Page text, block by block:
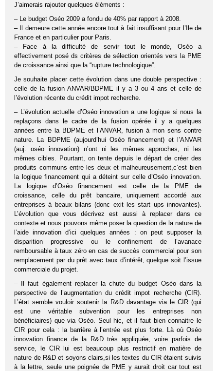
J’aimerais rajouter quelques élèments :
– Le budget Oséo 2009 a fondu de 40% par rapport à 2008.
– Il demeure cette année encore tout à fait insuffisant pour l’Ile de
France et en particulier pour Paris.
– Face à la difficulté de servir tout le monde, Oséo a
effectivement posé ds critères de sélection orientés vers la PME
de croissance ainsi que la “rupture technologique”.
Je souhaite placer cette évolution dans une double perspective :
celle de la fusion ANVAR/BDPME il y a 3 ou 4 ans et celle de
l’évolution récente du crédit impot recherche.
– L’évolution actuelle d’Oséo innovation a une logique si nous la
replaçons dans le cadre de la fusion opérée il y a quelques
années entre la BDPME et l’ANVAR, fusion à mon sens contre
nature. La BDPME (aujourd’hui Oséo financement) et l’ANVAR
(auj. oséo innovation) n’ont ni les mêmes approches, ni les
mêmes cibles. Pourtant, on tente depuis le départ de créer des
produits communs entre les deux et malheureusement,c’est bien
la logique financement qui a déteint sur celle d’Oséo innovation.
La logique d’Oséo financement est celle de la PME de
croissance, celle du prêt bancaire, uniquement accordé aux
entreprises à beaux bilans (donc exit les start ups innovantes).
L’évolution que vous décrivez est aussi à replacer dans ce
contexte et nous pouvons même poser la question de la nature de
l’aide innovation d’ici quelques années : on peut supposer la
disparition progressive ou le confinement de l’avanace
remboursable à taux zéro en cas de succès commercial pour son
remplacement par du prêt avec taux d’intérêt, quelque soit l’issue
commerciale du projet.
– Il faut également replacer la chute du budget Oséo dans la
perspective de l’augmentation du crédit impot recherche (CIR).
L’état semble vouloir soutenir la R&D davantage via le CIR (qui
est une véritable subvention pour les entreprises non
bénéficiaires) que via Oséo. Seul hic, et il faut bien connaitre le
CIR pour cela : la barrière à l’entrée est plus forte. Là où Oséo
innovation finance de la R&D très appliquée, voire parfois de
service, le CIR lui est beaucoup plus restrictif en matière de
nature de R&D et soyons clairs,si les textes du CIR étaient suivis
à la lettre, seule une poignée de PME y aurait droit car tout est